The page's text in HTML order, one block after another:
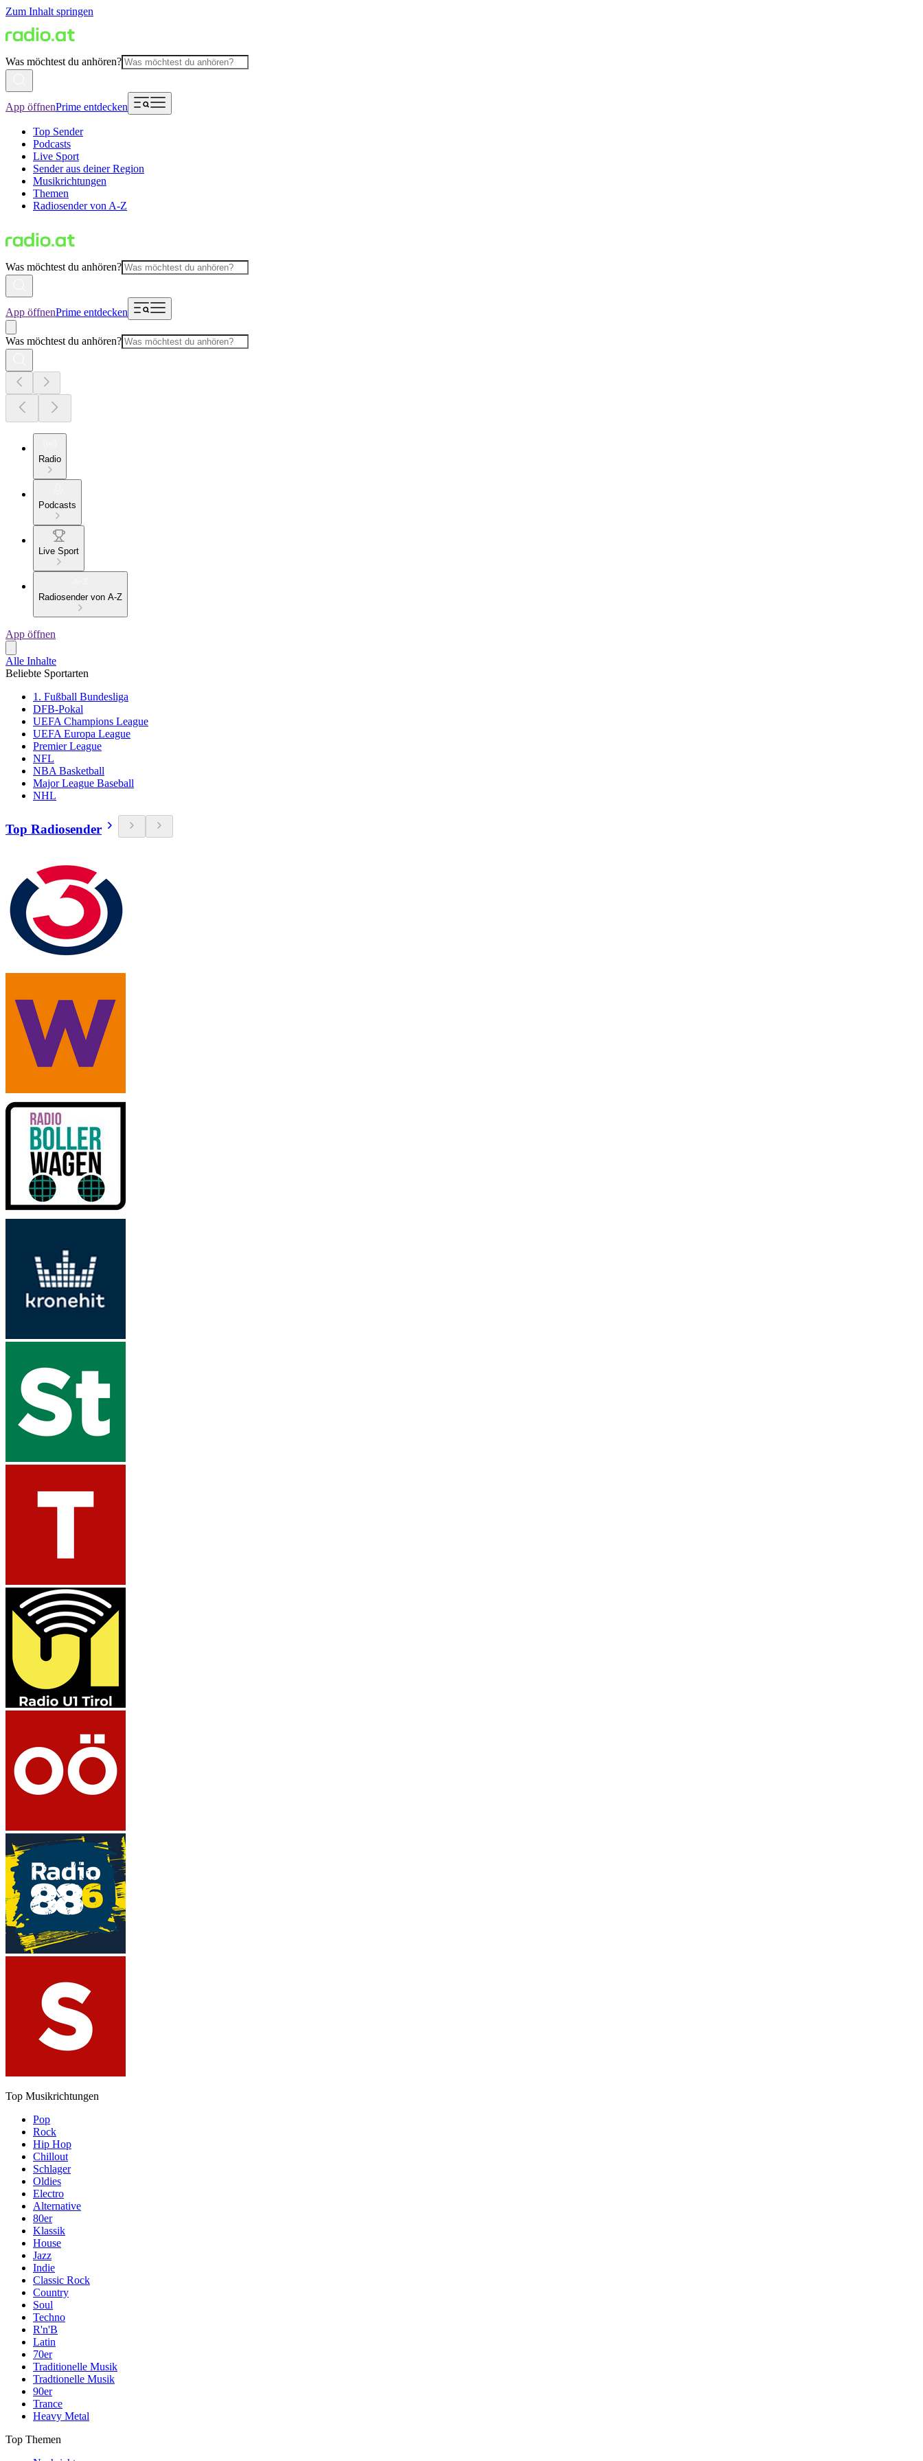
Zum Inhalt springen
Was möchtest du anhören?
App öffnenPrime entdecken
Top Sender
Podcasts
Live Sport
Sender aus deiner Region
Musikrichtungen
Themen
Radiosender von A-Z
Was möchtest du anhören?
App öffnenPrime entdecken
Was möchtest du anhören?
Radio
Podcasts
Live Sport
Radiosender von A-Z
App öffnen
Alle Inhalte
Beliebte Sportarten
1. Fußball Bundesliga
DFB-Pokal
UEFA Champions League
UEFA Europa League
Premier League
NFL
NBA Basketball
Major League Baseball
NHL
Top Radiosender
Top Musikrichtungen
Pop
Rock
Hip Hop
Chillout
Schlager
Oldies
Electro
Alternative
80er
Klassik
House
Jazz
Indie
Classic Rock
Country
Soul
Techno
R'n'B
Latin
70er
Traditionelle Musik
Tradtionelle Musik
90er
Trance
Heavy Metal
Top Themen